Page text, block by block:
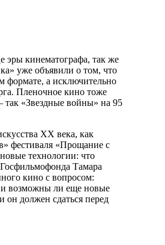
эры кинематографа, так же
уже объявили о том, что
формате, а исключительно
Пленочное кино тоже
«Звездные войны» на 95
XX века, как
фестиваля «Прощание с
технологии: что
Тамара
кино с вопросом:
и возможны ли еще новые
должен сдаться перед